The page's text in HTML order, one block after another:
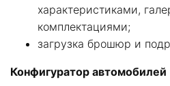
характеристиками,
комплектациями;
загрузка брошюр и
Конфигуратор автомобилей